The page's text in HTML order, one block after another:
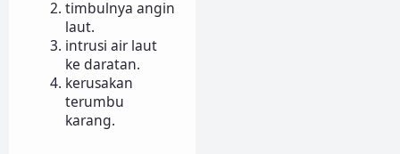
timbulnya angin
laut.
intrusi air laut
ke daratan.
kerusakan
terumbu
karang.